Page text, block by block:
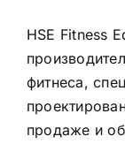
HSE Fitness
фитнеса,
продаже и